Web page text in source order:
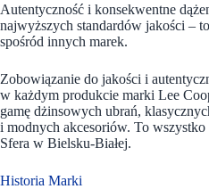
Autentyczność i konsekwentne
najwyższych standardów jakości –
spośród innych marek.
Zobowiązanie do jakości i
w każdym produkcie marki Lee
gamę dżinsowych ubrań,
i modnych akcesoriów. To wszystko
Sfera w Bielsku-Białej.
Historia Marki